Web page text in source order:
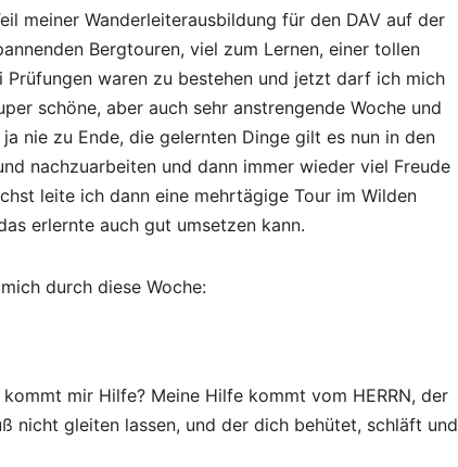
meiner Wanderleiterausbildung für den DAV auf der
Bergtouren, viel zum Lernen, einer tollen
waren zu bestehen und jetzt darf ich mich
schöne, aber auch sehr anstrengende Woche und
nie zu Ende, die gelernten Dinge gilt es nun in den
nachzuarbeiten und dann immer wieder viel Freude
leite ich dann eine mehrtägige Tour im Wilden
erlernte auch gut umsetzen kann.
durch diese Woche:
mir Hilfe? Meine Hilfe kommt vom HERRN, der
nicht gleiten lassen, und der dich behütet, schläft und